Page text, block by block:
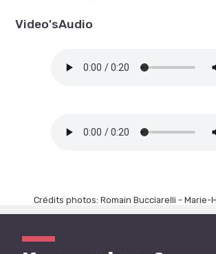
Video'sAudio
Crédits photos: Romain Bucciarelli - Marie-